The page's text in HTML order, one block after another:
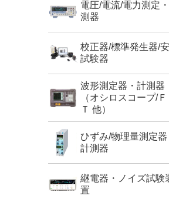
電圧/電流/電力測定
測器
校正器/標準発生器/
試験器
波形測定器・計測器
（オシロスコープ/Ｆ
Ｔ 他）
ひずみ/物理量測定器
計測器
継電器・ノイズ試験
置